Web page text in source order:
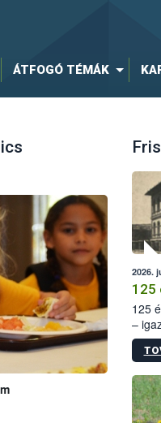
ÁTFOGÓ TÉMÁK
2026.
125
125
–
15.